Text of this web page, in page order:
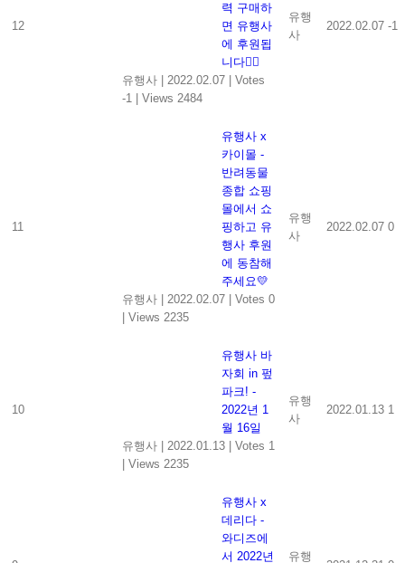
12
력 구매하
면 유행사
에 후원됩
니다👍🏻
유행사
2022.02.07
Votes
-1
Views 2484
유행
사
2022.02.07 -1
11
유행사 x
카이몰 -
반려동물
종합 쇼핑
몰에서 쇼
핑하고 유
행사 후원
에 동참해
주세요💛
유행사
2022.02.07
Votes 0
Views 2235
유행
사
2022.02.07 0
10
유행사 바
자회 in 펖
파크! -
2022년 1
월 16일
유행사
2022.01.13
Votes 1
Views 2235
유행
사
2022.01.13 1
유행사 x
데리다 -
와디즈에
서 2022년
유행